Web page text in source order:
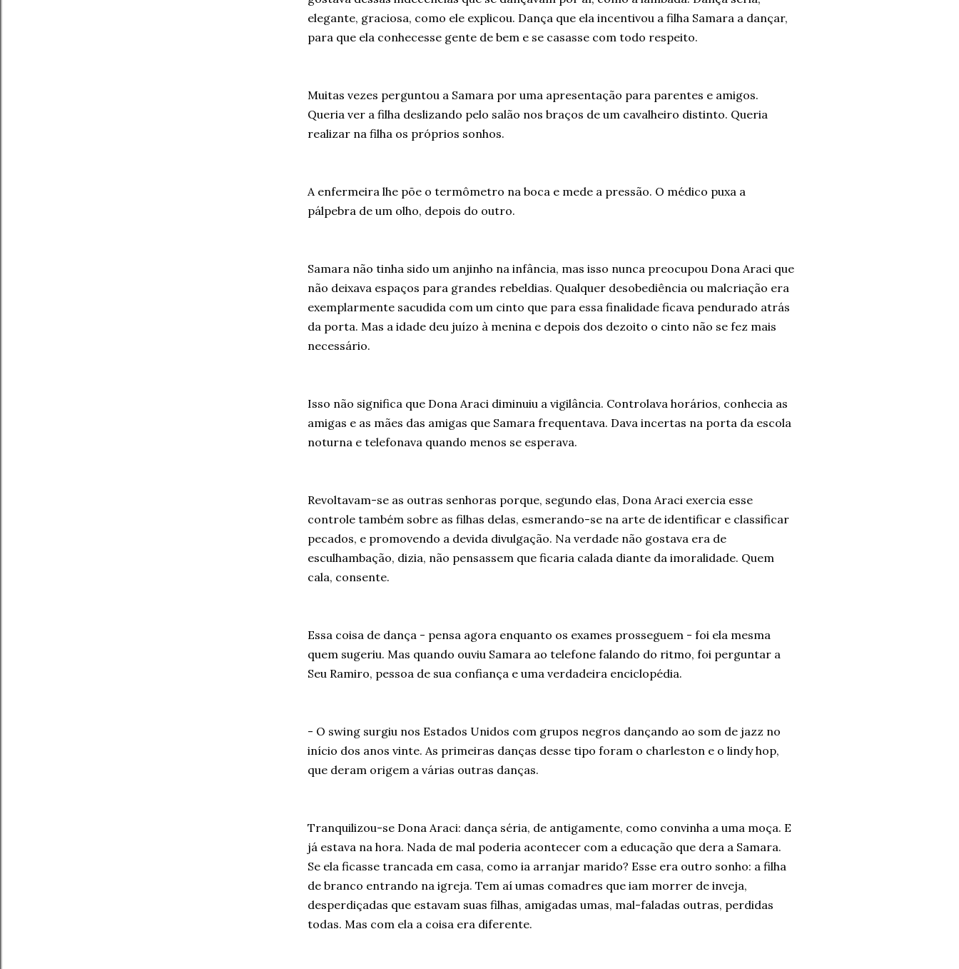
elegante, graciosa, como ele explicou. Dança que ela incentivou a filha Samara a dançar,
para que ela conhecesse gente de bem e se casasse com todo respeito.
Muitas vezes perguntou a Samara por uma apresentação para parentes e amigos.
Queria ver a filha deslizando pelo salão nos braços de um cavalheiro distinto. Queria
realizar na filha os próprios sonhos.
A enfermeira lhe põe o termômetro na boca e mede a pressão. O médico puxa a
pálpebra de um olho, depois do outro.
Samara não tinha sido um anjinho na infância, mas isso nunca preocupou Dona Araci que
não deixava espaços para grandes rebeldias. Qualquer desobediência ou malcriação era
exemplarmente sacudida com um cinto que para essa finalidade ficava pendurado atrás
da porta. Mas a idade deu juízo à menina e depois dos dezoito o cinto não se fez mais
necessário.
Isso não significa que Dona Araci diminuiu a vigilância. Controlava horários, conhecia as
amigas e as mães das amigas que Samara frequentava. Dava incertas na porta da escola
noturna e telefonava quando menos se esperava.
Revoltavam-se as outras senhoras porque, segundo elas, Dona Araci exercia esse
controle também sobre as filhas delas, esmerando-se na arte de identificar e classificar
pecados, e promovendo a devida divulgação. Na verdade não gostava era de
esculhambação, dizia, não pensassem que ficaria calada diante da imoralidade. Quem
cala, consente.
Essa coisa de dança - pensa agora enquanto os exames prosseguem - foi ela mesma
quem sugeriu. Mas quando ouviu Samara ao telefone falando do ritmo, foi perguntar a
Seu Ramiro, pessoa de sua confiança e uma verdadeira enciclopédia.
- O swing surgiu nos Estados Unidos com grupos negros dançando ao som de jazz no
início dos anos vinte. As primeiras danças desse tipo foram o charleston e o lindy hop,
que deram origem a várias outras danças.
Tranquilizou-se Dona Araci: dança séria, de antigamente, como convinha a uma moça. E
já estava na hora. Nada de mal poderia acontecer com a educação que dera a Samara.
Se ela ficasse trancada em casa, como ia arranjar marido? Esse era outro sonho: a filha
de branco entrando na igreja. Tem aí umas comadres que iam morrer de inveja,
desperdiçadas que estavam suas filhas, amigadas umas, mal-faladas outras, perdidas
todas. Mas com ela a coisa era diferente.